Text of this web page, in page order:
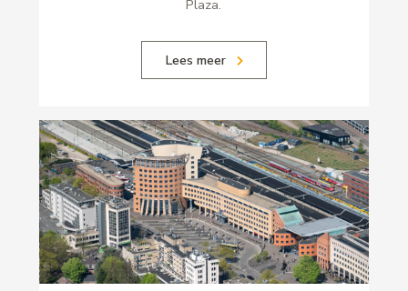
Plaza.
Lees meer